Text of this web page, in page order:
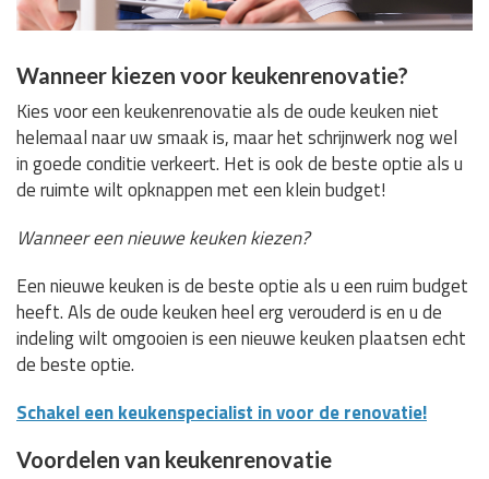
Wanneer kiezen voor keukenrenovatie?
Kies voor een keukenrenovatie als de oude keuken niet
helemaal naar uw smaak is, maar het schrijnwerk nog wel
in goede conditie verkeert. Het is ook de beste optie als u
de ruimte wilt opknappen met een klein budget!
Wanneer een nieuwe keuken kiezen?
Een nieuwe keuken is de beste optie als u een ruim budget
heeft. Als de oude keuken heel erg verouderd is en u de
indeling wilt omgooien is een nieuwe keuken plaatsen echt
de beste optie.
Schakel een keukenspecialist in voor de renovatie!
Voordelen van keukenrenovatie